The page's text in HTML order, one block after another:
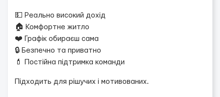
💵 Реально високий дохід
🏠 Комфортне житло
❤️ Графік обираєш сама
🔒 Безпечно та приватно
💄 Постійна підтримка команди
Підходить для рішучих і мотивованих.